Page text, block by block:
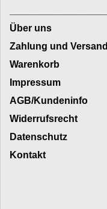
Über uns
Zahlung und Versand
Warenkorb
Impressum
AGB/Kundeninfo
Widerrufsrecht
Datenschutz
Kontakt